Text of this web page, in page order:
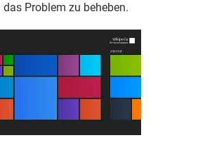
TIKTOK
HARDWARE
Problem zu beheben.